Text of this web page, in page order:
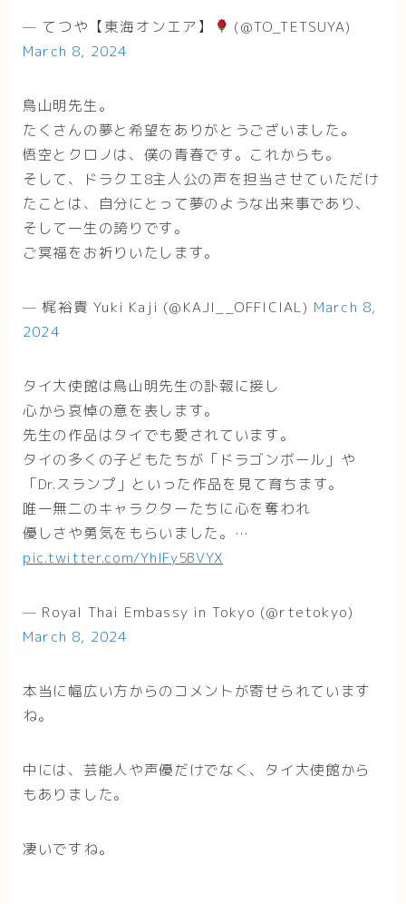
— てつや【東海オンエア】
(@TO_TETSUYA)
March 8, 2024
鳥山明先生。
たくさんの夢と希望をありがとうございました。
悟空とクロノは、僕の青春です。これからも。
そして、ドラクエ8主人公の声を担当させていただけ
たことは、自分にとって夢のような出来事であり、
そして一生の誇りです。
ご冥福をお祈りいたします。
— 梶裕貴 Yuki Kaji (@KAJI__OFFICIAL) March 8,
2024
タイ大使館は鳥山明先生の訃報に接し
心から哀悼の意を表します。
先生の作品はタイでも愛されています。
タイの多くの子どもたちが「ドラゴンボール」や
「Dr.スランプ」といった作品を見て育ちます。
唯一無二のキャラクターたちに心を奪われ
優しさや勇気をもらいました。…
pic.twitter.com/YhlFy5BVYX
— Royal Thai Embassy in Tokyo (@rtetokyo)
March 8, 2024
本当に幅広い方からのコメントが寄せられています
ね。
中には、芸能人や声優だけでなく、タイ大使館から
もありました。
凄いですね。